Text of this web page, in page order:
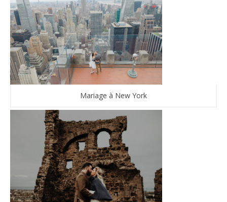
Mariage à New York